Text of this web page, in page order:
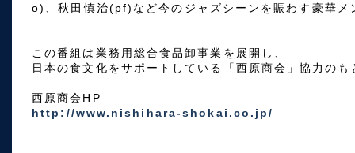
o)、秋田慎治(pf)など今のジャズシーンを賑わす豪華メ
この番組は業務用総合食品卸事業を展開し、
日本の食文化をサポートしている「西原商会」協力の
西原商会HP
http://www.nishihara-shokai.co.jp/